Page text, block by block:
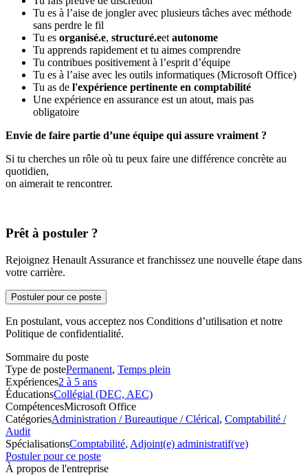
Tu es à l’aise de jongler avec plusieurs tâches avec méthode
sans perdre le fil
Tu es organisé.e, structuré.eet autonome
Tu apprends rapidement et tu aimes comprendre
Tu contribues positivement à l’esprit d’équipe
Tu es à l’aise avec les outils informatiques (Microsoft Office)
Tu as de l'expérience pertinente en comptabilité
Une expérience en assurance est un atout, mais pas
obligatoire
Envie de faire partie d’une équipe qui assure vraiment ?
Si tu cherches un rôle où tu peux faire une différence concrète au
quotidien,
on aimerait te rencontrer.
Prêt à postuler ?
Rejoignez Henault Assurance et franchissez une nouvelle étape dans
votre carrière.
Postuler pour ce poste
En postulant, vous acceptez nos Conditions d’utilisation et notre
Politique de confidentialité.
Sommaire du poste
Type de postePermanent, Temps plein
Expériences2 à 5 ans
ÉducationsCollégial (DEC, AEC)
CompétencesMicrosoft Office
CatégoriesAdministration / Bureautique / Clérical, Comptabilité /
Audit
SpécialisationsComptabilité, Adjoint(e) administratif(ve)
Postuler pour ce poste
À propos de l'entreprise